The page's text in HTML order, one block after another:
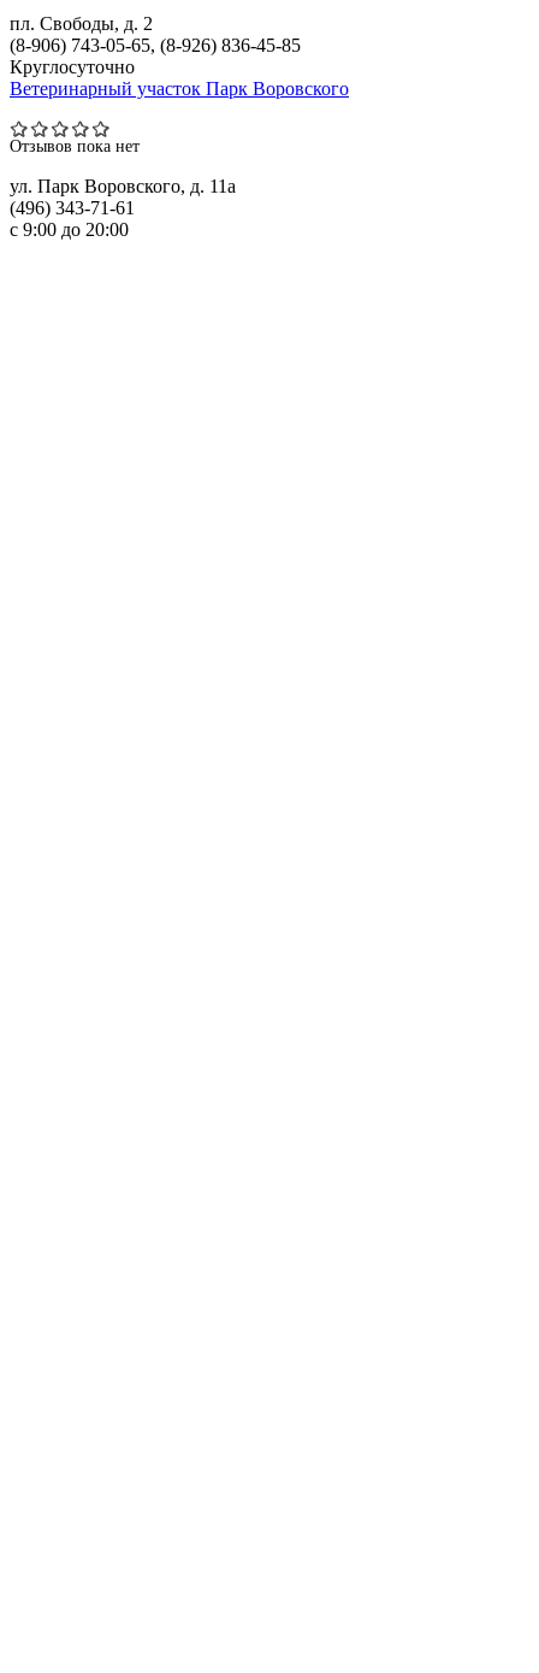
пл. Свободы, д. 2
(8-906) 743-05-65, (8-926) 836-45-85
Круглосуточно
Ветеринарный участок Парк Воровского
Отзывов пока нет
ул. Парк Воровского, д. 11а
(496) 343-71-61
с 9:00 до 20:00